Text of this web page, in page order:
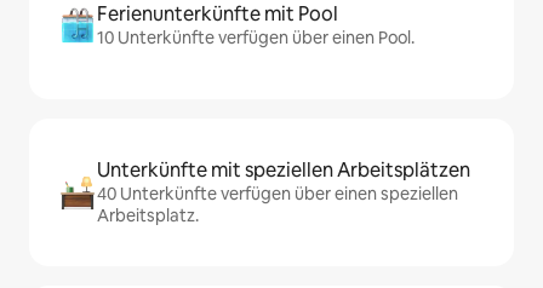
Ferienunterkünfte mit Pool
10 Unterkünfte verfügen über einen Pool.
Unterkünfte mit speziellen Arbeitsplätzen
40 Unterkünfte verfügen über einen speziellen
Arbeitsplatz.